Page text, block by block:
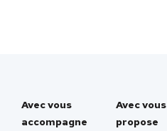
Avec vous
accompagne
Avec vous
propose